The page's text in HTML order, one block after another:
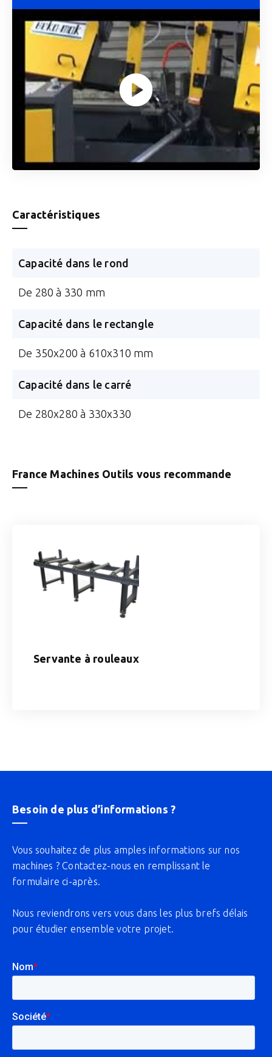
Caractéristiques
Capacité dans le rond
De 280 à 330 mm
Capacité dans le rectangle
De 350x200 à 610x310 mm
Capacité dans le carré
De 280x280 à 330x330
France Machines Outils vous recommande
Servante à rouleaux
Besoin de plus d’informations ?
Vous souhaitez de plus amples informations sur nos
machines ? Contactez-nous en remplissant le
formulaire ci-après.
Nous reviendrons vers vous dans les plus brefs délais
pour étudier ensemble votre projet.